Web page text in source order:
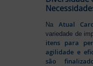
NaAtual
variedade de
itens para
agilidade e
são